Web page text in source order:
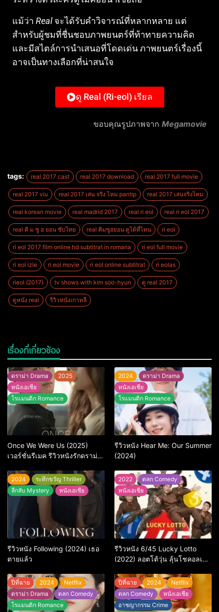
แม้ว่า Realจะได้รับคำวิจารณ์ที่หลากหลาย แต่
สำหรับผู้ชมที่ชื่นชอบภาพยนตร์ที่ท้าทายความคิด
และมีสไตล์การนำเสนอที่โดดเด่น ภาพยนตร์เรื่องนี้
อาจเป็นทางเลือกที่น่าสนใจ
ดู Real (Ri-eol) เรียล
ขอบคุณรูปภาพจาก Megamovie
tags: real 2017 cast real 2017 download real 2017 full movie
real 2017 viu real 2017 เล่น จริง ไหม pantip real 2017 เล่นจริงไหม
real korean movie real madrid 2017 real ri eol real ri eol 2017
real คิ ม ซู ฮ ยอน ซับไทย real คิมซูฮยอน ดูได้ที่ไหน ri eol
ri eol 2017 film online hd subtitrat in romana ri eol full movie
ri eol izle ri eol movie ri eol online subtitrat ri eolas
rieol (2017) tv shows with kim soo-hyun ดู real 2017
ดูหนัง real รีวิวหนังเกาหลี
เรื่องที่เกี่ยวข้อง
ดราม่า Drama
2025
หนังเอเชีย
โรแมนติก Romance
Once We Were Us (2025)
เวอร์ชั่นรีเมค รีวิวหนังรักดราม่า
2024
ดราม่า Drama
หนังเอเชีย
โรแมนติก Romance
รีวิวหนัง Hear Me: Our Summer
(2024)
2024
ระทึกขวัญ Thriller
ลึกลับ Mystery
หนังเอเชีย
รีวิวหนัง Following (2024) เธอ
ตายแล้ว
2022
ตลก Comedy
หนังเอเชีย
รีวิวหนัง 6/45 Lucky Lotto
(2022) ลอตโต้วุ่น ลุ้นโชคอลเวง
ปีที่ฉาย 2024
Netflix
ดราม่า Drama
ตลก Comedy
โรแมนติก Romance
ปีที่ฉาย 2024
Netflix
ตลก Comedy
หนังเอเชีย
อาชญากรรม Crime